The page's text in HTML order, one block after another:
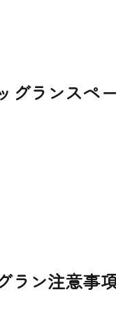
ランスペー
ラン注意事